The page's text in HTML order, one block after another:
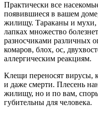
Практически все
появившиеся в вашем
жилищу. Тараканы и
лапках множество
разносчиками различных
комаров, блох, ос,
аллергическим реакциям.
Клещи переносят вирусы,
и даже смерти. Плесень
жилищу, но и по вам,
губительны для человека.